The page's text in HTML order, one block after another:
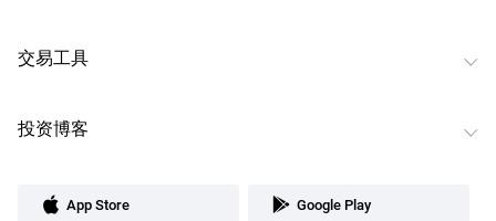
交易工具
投资博客
App Store Google Play